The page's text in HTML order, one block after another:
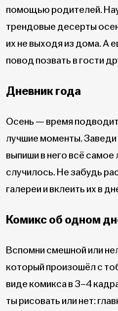
помощью родителей.
трендовые десерты
их не выходя из дома. А
повод позвать в гости
Дневник года
Осень — время
лучшие моменты. Заведи
выпиши в него всё
случилось. Не забудь
галереи и вклеить их в
Комикс об одном
Вспомни смешной или
который произошёл с
виде комикса в 3–4
ты рисовать или нет: